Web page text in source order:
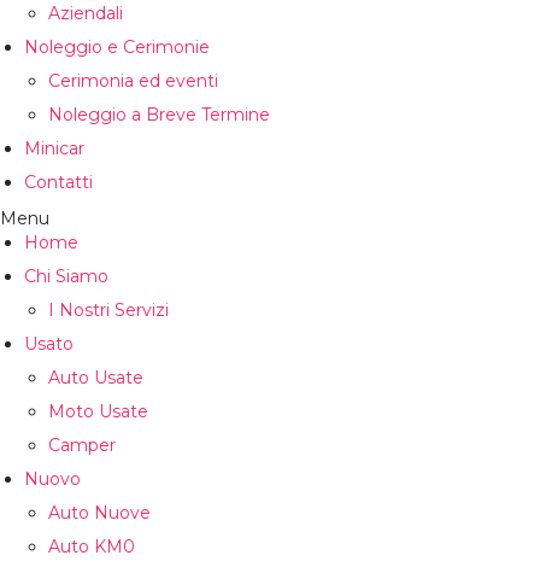
Aziendali
Noleggio e Cerimonie
Cerimonia ed eventi
Noleggio a Breve Termine
Minicar
Contatti
Menu
Home
Chi Siamo
I Nostri Servizi
Usato
Auto Usate
Moto Usate
Camper
Nuovo
Auto Nuove
Auto KM0